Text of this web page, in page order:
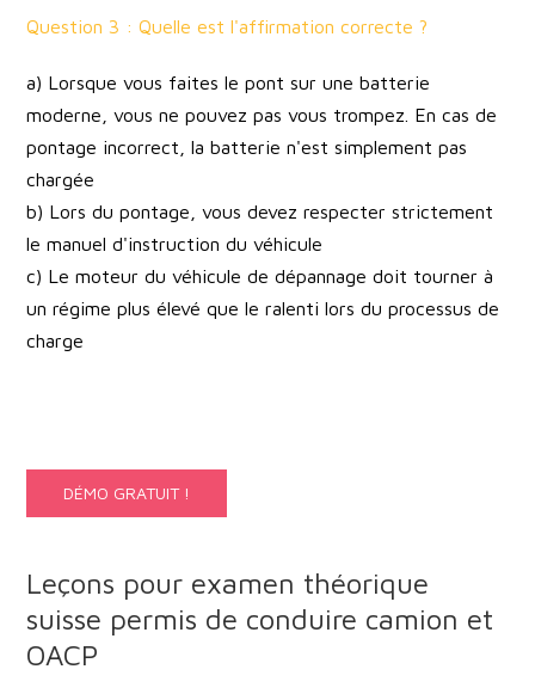
Question 3 : Quelle est l'affirmation correcte ?
a) Lorsque vous faites le pont sur une batterie
moderne, vous ne pouvez pas vous trompez. En cas de
pontage incorrect, la batterie n'est simplement pas
chargée
b) Lors du pontage, vous devez respecter strictement
le manuel d'instruction du véhicule
c) Le moteur du véhicule de dépannage doit tourner à
un régime plus élevé que le ralenti lors du processus de
charge
DÉMO GRATUIT !
Leçons pour examen théorique
suisse permis de conduire camion et
OACP